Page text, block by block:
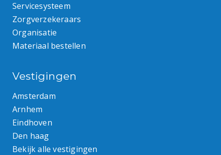
Servicesysteem
Zorgverzekeraars
Organisatie
Materiaal bestellen
Vestigingen
Amsterdam
Arnhem
Eindhoven
Den haag
Bekijk alle vestigingen